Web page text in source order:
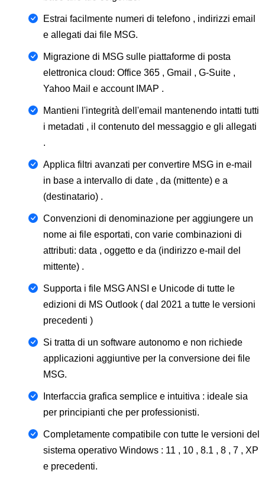
Estrai facilmente numeri di telefono , indirizzi email
e allegati dai file MSG.
Migrazione di MSG sulle piattaforme di posta
elettronica cloud: Office 365 , Gmail , G-Suite ,
Yahoo Mail e account IMAP .
Mantieni l'integrità dell'email mantenendo intatti tutti
i metadati , il contenuto del messaggio e gli allegati
.
Applica filtri avanzati per convertire MSG in e-mail
in base a intervallo di date , da (mittente) e a
(destinatario) .
Convenzioni di denominazione per aggiungere un
nome ai file esportati, con varie combinazioni di
attributi: data , oggetto e da (indirizzo e-mail del
mittente) .
Supporta i file MSG ANSI e Unicode di tutte le
edizioni di MS Outlook ( dal 2021 a tutte le versioni
precedenti )
Si tratta di un software autonomo e non richiede
applicazioni aggiuntive per la conversione dei file
MSG.
Interfaccia grafica semplice e intuitiva : ideale sia
per principianti che per professionisti.
Completamente compatibile con tutte le versioni del
sistema operativo Windows : 11 , 10 , 8.1 , 8 , 7 , XP
e precedenti.